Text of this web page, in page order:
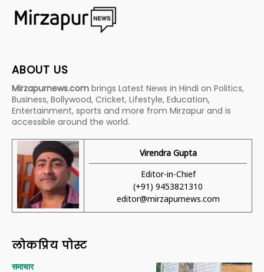
ABOUT US
Mirzapurnews.com brings Latest News in Hindi on Politics,
Business, Bollywood, Cricket, Lifestyle, Education,
Entertainment, sports and more from Mirzapur and is
accessible around the world.
Virendra Gupta
Editor-in-Chief
(+91) 9453821310
editor@mirzapurnews.com
लोकप्रिय पोस्ट
समाचार